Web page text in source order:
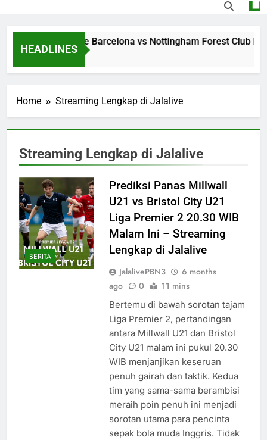
HEADLINES
Streaming Jalalive Barcelona vs Nottingham Forest Club
12 Hours Ago
Home Streaming Lengkap di Jalalive
Streaming Lengkap di Jalalive
BERITA
Prediksi Panas Millwall
U21 vs Bristol City U21
Liga Premier 2 20.30 WIB
Malam Ini – Streaming
Lengkap di Jalalive
JalalivePBN3
6 months
ago
0 11 mins
Bertemu di bawah sorotan tajam
Liga Premier 2, pertandingan
antara Millwall U21 dan Bristol
City U21 malam ini pukul 20.30
WIB menjanjikan keseruan
penuh gairah dan taktik. Kedua
tim yang sama-sama berambisi
meraih poin penuh ini menjadi
sorotan utama para pencinta
sepak bola muda Inggris. Tidak